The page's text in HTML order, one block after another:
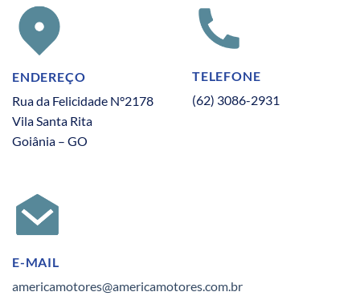
ENDEREÇO
Rua da Felicidade N°2178
Vila Santa Rita
Goiânia – GO
TELEFONE
(62) 3086-2931
E-MAIL
americamotores@americamotores.com.br